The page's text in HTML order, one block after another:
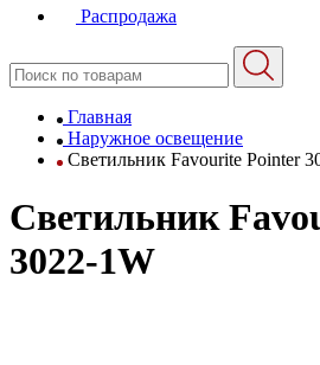
Распродажа
Главная
Наружное освещение
Светильник Favourite Pointer
Светильник
3022-1W